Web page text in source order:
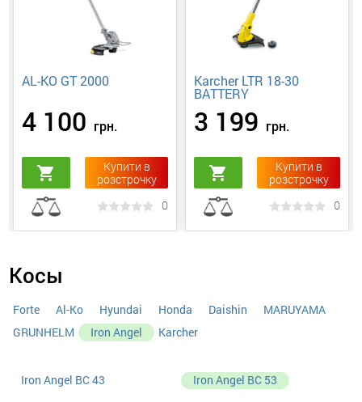
AL-KO GT 2000
4 100 грн.
shopping_cart
Купити в
розстрочку
0
Karcher LTR 18-30
BATTERY
3 199 грн.
shopping_cart
Купити в
розстрочку
0
Косы
Forte Al-Ko Hyundai Honda Daishin
MARUYAMA
GRUNHELM
Iron Angel Karcher
Iron Angel BC 43 Iron Angel BС 53